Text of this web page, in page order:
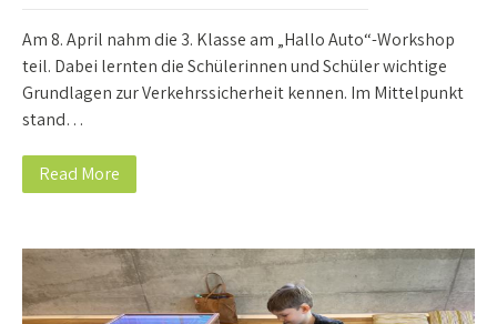
Am 8. April nahm die 3. Klasse am „Hallo Auto“-Workshop
teil. Dabei lernten die Schülerinnen und Schüler wichtige
Grundlagen zur Verkehrssicherheit kennen. Im Mittelpunkt
stand…
Read More